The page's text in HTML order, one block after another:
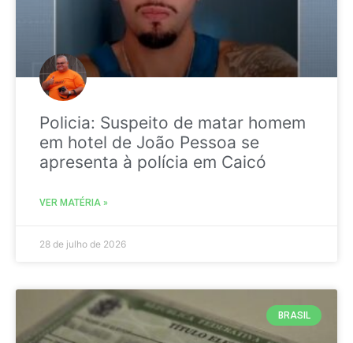
Policia: Suspeito de matar homem
em hotel de João Pessoa se
apresenta à polícia em Caicó
VER MATÉRIA »
28 de julho de 2026
BRASIL